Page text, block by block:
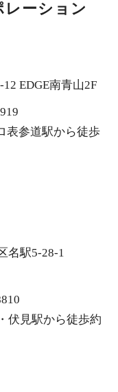
レーション
EDGE南青山2F
表参道駅から徒歩
名駅5-28-1
伏見駅から徒歩約